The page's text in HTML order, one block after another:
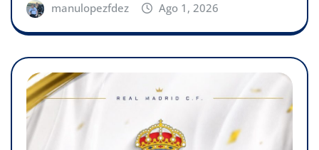
manulopezfdez Ago 1, 2026